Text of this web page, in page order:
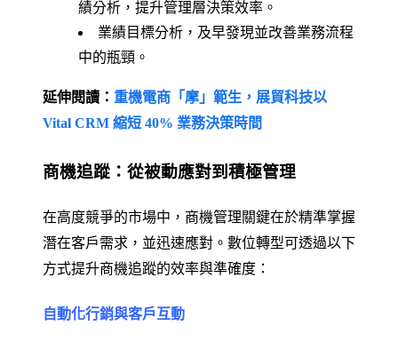
績分析，提升管理層決策效率。
業績目標分析，及早發現並改善業務流程
中的瓶頸。
延伸閱讀： 重機電商「摩」範生，展貿科技以
Vital CRM 縮短 40% 業務決策時間
商機追蹤：從被動應對到積極管理
在高度競爭的市場中，商機管理關鍵在於精準掌握
潛在客戶需求，並迅速應對。數位轉型可透過以下
方式提升商機追蹤的效率與準確度：
自動化行銷與客戶互動